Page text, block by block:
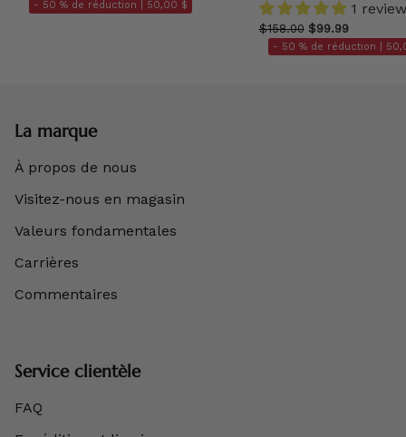
- 50 % de réduction | 50,00 $ 1 review
$158.00 $99.99
- 50 % de réduction |
La marque
À propos de nous
Visitez-nous en magasin
Valeurs fondamentales
Carrières
Commentaires
Service clientèle
FAQ